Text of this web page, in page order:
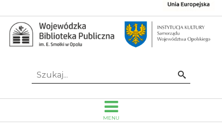
na
stanowisko:
Specjalista
ds.
księgowości
kontrastkontrast
Idź
Szukaj...
MENU